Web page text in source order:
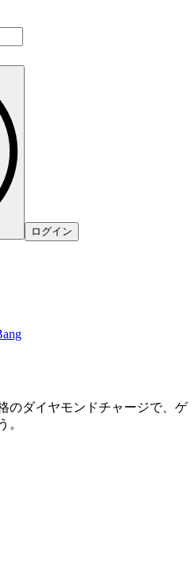
ログイン
のダイヤモンドチャージで、ゲ
。